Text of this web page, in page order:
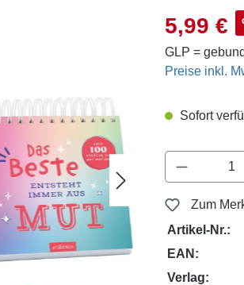
Verkaufspreis:
5,99 €
GLP =
Preise inkl.
Sofort
Produkt
Zum
Artikel-Nr.:
EAN:
Verlag: